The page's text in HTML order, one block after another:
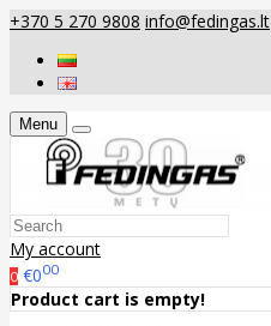
+370 5 270 9808 info@fedingas.lt
Menu
My account
0 €000
Product cart is empty!